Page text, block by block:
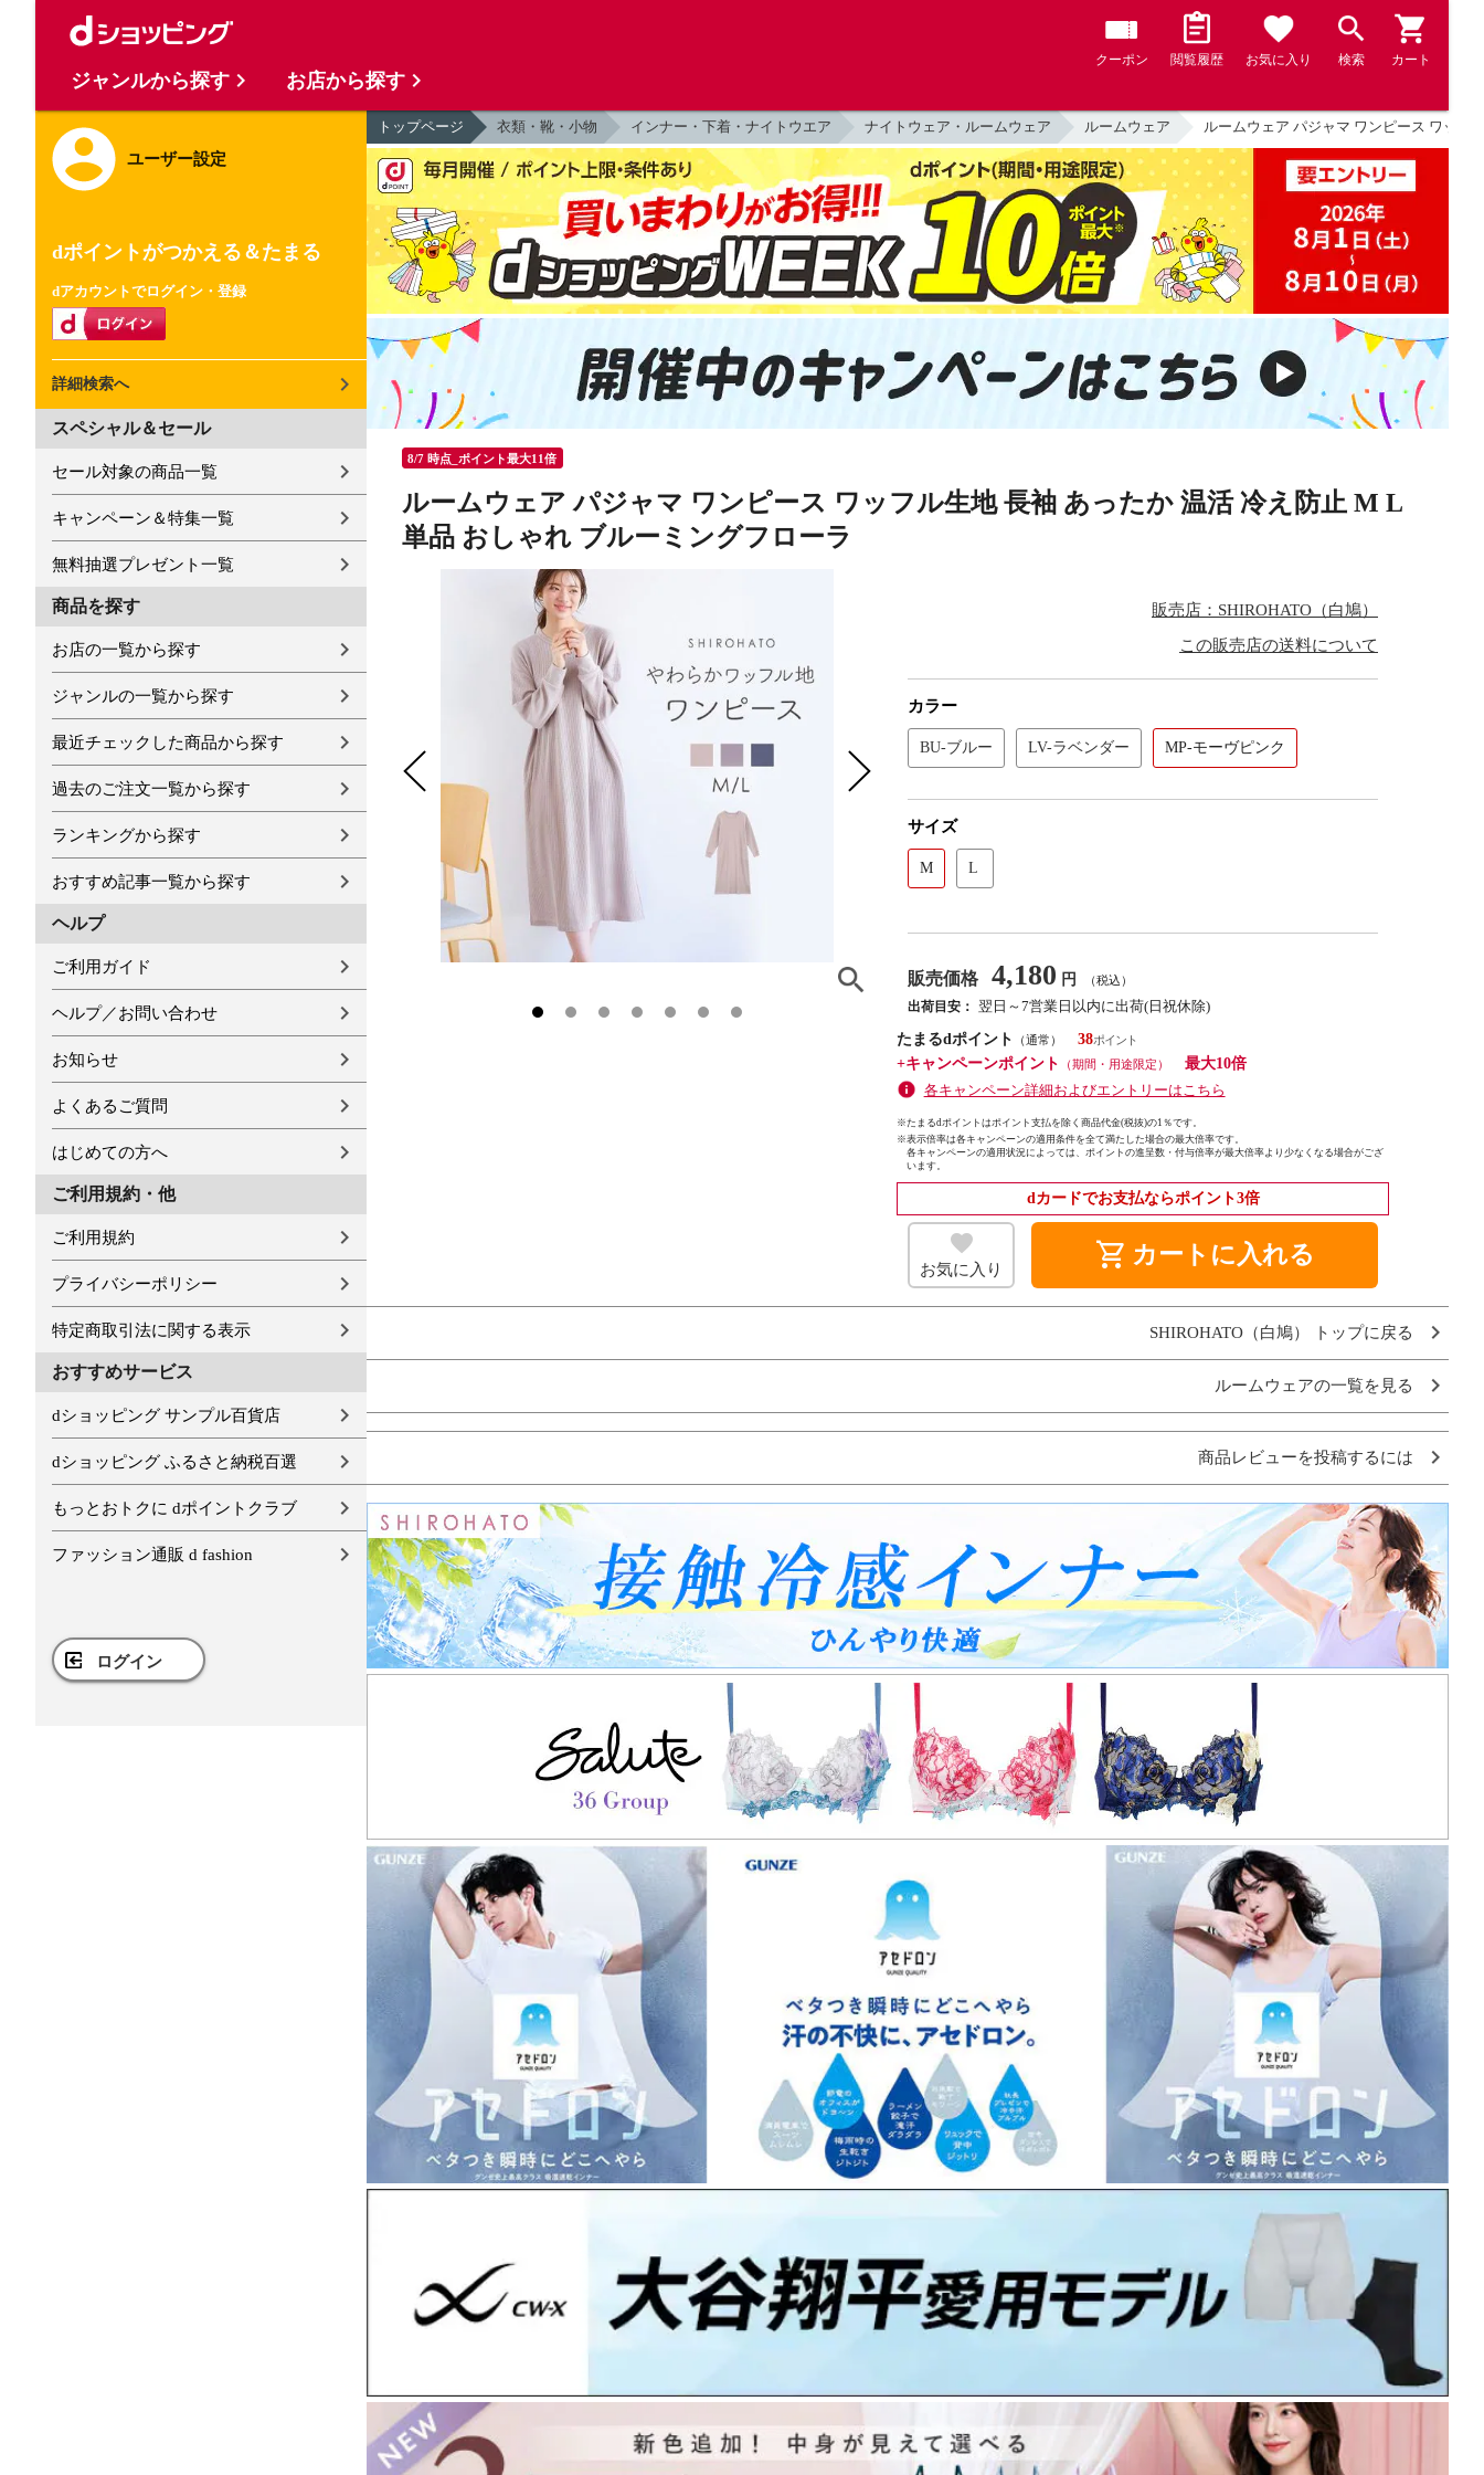
クーポン 閲覧履歴 お気に入り 検索 カート
ユーザー設定
dポイントがつかえる＆たまる
dアカウントでログイン・登録
詳細検索へ
スペシャル＆セール
セール対象の商品一覧
キャンペーン＆特集一覧
無料抽選プレゼント一覧
商品を探す
お店の一覧から探す
ジャンルの一覧から探す
最近チェックした商品から探す
過去のご注文一覧から探す
ランキングから探す
おすすめ記事一覧から探す
ヘルプ
ご利用ガイド
ヘルプ／お問い合わせ
お知らせ
よくあるご質問
はじめての方へ
ご利用規約・他
ご利用規約
プライバシーポリシー
特定商取引法に関する表示
おすすめサービス
dショッピング サンプル百貨店
dショッピング ふるさと納税百選
もっとおトクに dポイントクラブ
ファッション通販 d fashion
ログイン
トップページ 衣類・靴・小物 インナー・下着・ナイトウエア ナイトウェア・ルームウェア ルームウェア ルームウェア パジャマ ワンピース ワッフ
8/7 時点_ポイント最大11倍
ルームウェア パジャマ ワンピース ワッフル生地 長袖 あったか 温活 冷え防止 M L
単品 おしゃれ ブルーミングフローラ
販売店：SHIROHATO（白鳩）
この販売店の送料について
カラー
BU-ブルー LV-ラベンダー MP-モーヴピンク
サイズ
M L
販売価格 4,180 円 （税込）
出荷目安： 翌日～7営業日以内に出荷(日祝休除)
たまるdポイント
（通常）
38
+キャンペーンポイント
（期間・用途限定）
最大10倍
各キャンペーン詳細およびエントリーはこちら
※たまるdポイントはポイント支払を除く商品代金(税抜)の1％です。
※表示倍率は各キャンペーンの適用条件を全て満たした場合の最大倍率です。
各キャンペーンの適用状況によっては、ポイントの進呈数・付与倍率が最大倍率より少なくなる場合がござ
います。
dカードでお支払ならポイント3倍
お気に入り shopping_cart カートに入れる
SHIROHATO（白鳩） トップに戻る
ルームウェアの一覧を見る
商品レビューを投稿するには
ジャンルから探す お店から探す